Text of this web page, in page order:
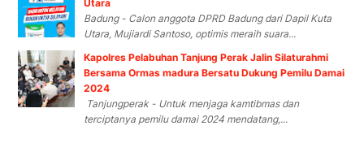
Utara
Badung - Calon anggota DPRD Badung dari Dapil Kuta
Utara, Mujiardi Santoso, optimis meraih suara...
Kapolres Pelabuhan Tanjung Perak Jalin Silaturahmi
Bersama Ormas madura Bersatu Dukung Pemilu Damai
2024
Tanjungperak - Untuk menjaga kamtibmas dan
terciptanya pemilu damai 2024 mendatang,...